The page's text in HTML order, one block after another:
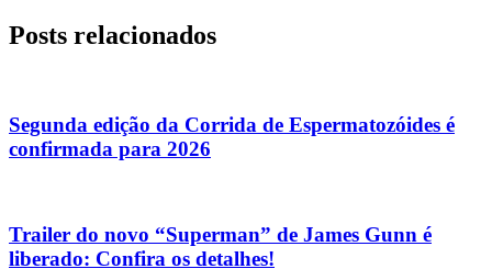
Posts relacionados
Segunda edição da Corrida de Espermatozóides é
confirmada para 2026
Trailer do novo “Superman” de James Gunn é
liberado: Confira os detalhes!